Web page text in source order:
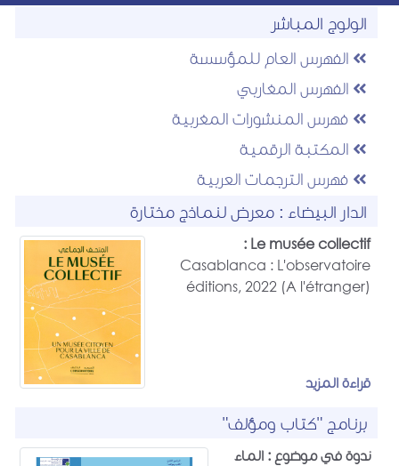
الولوج المباشر
الفهرس العام للمؤسسة
الفهرس المغاربي
فهرس المنشورات المغربية
المكتبة الرقمية
فهرس الترجمات العربية
الدار البيضاء : معرض لنماذج مختارة
Le musée collectif :
Casablanca : L'observatoire
éditions, 2022 (A l'étranger)
قراءة المزيد
برنامج "كتاب ومؤلف"
ندوة في موضوع : الماء